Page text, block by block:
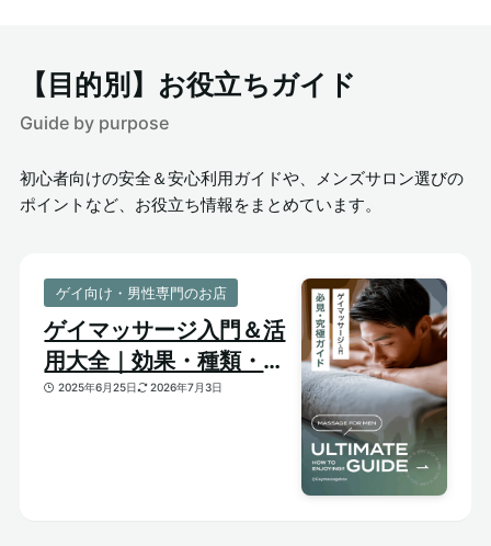
【目的別】お役立ちガイド
Guide by purpose
初心者向けの安全＆安心利用ガイドや、メンズサロン選びの
ポイントなど、お役立ち情報をまとめています。
ゲイ向け・男性専門のお店
ゲイマッサージ入門＆活
用大全｜効果・種類・選
び方がわかる体験ガイド
2025年6月25日 2026年7月3日